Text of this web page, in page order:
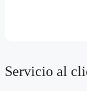
Servicio al